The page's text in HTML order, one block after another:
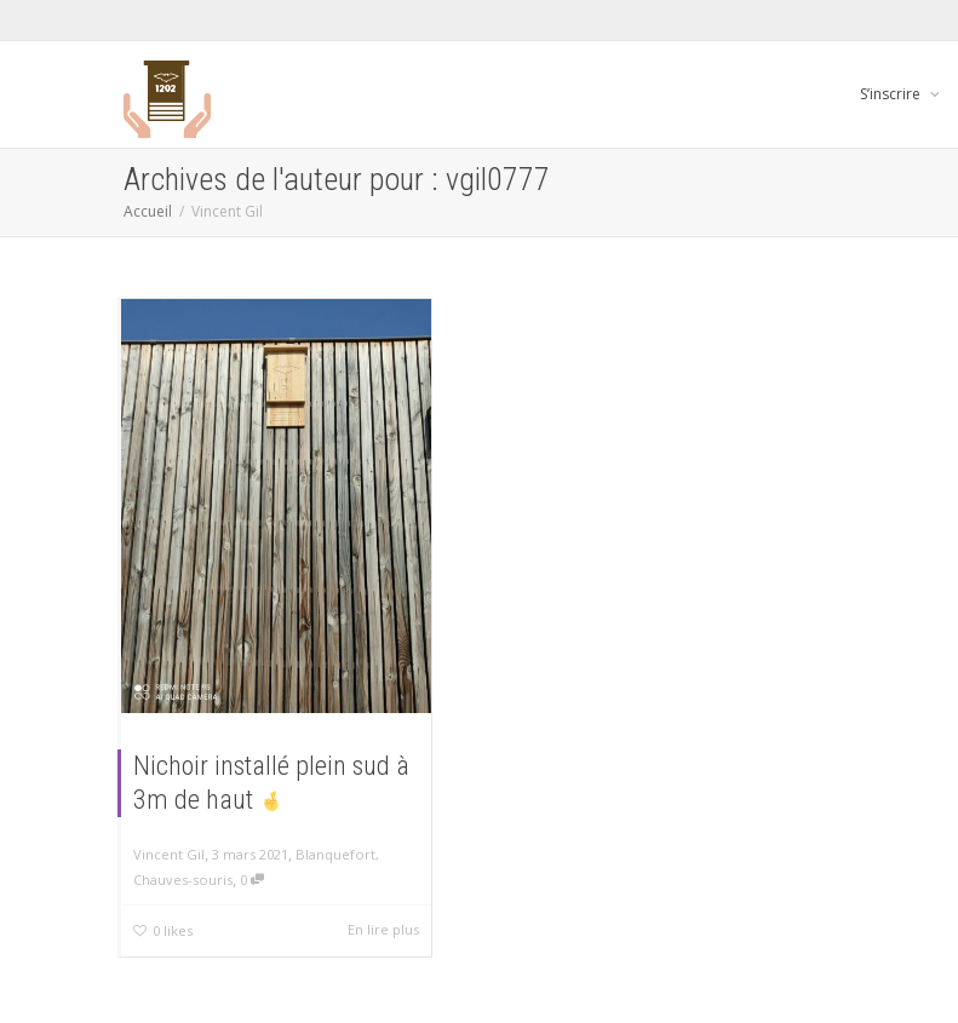
S’inscrire
Archives de l'auteur pour : vgil0777
Accueil Vincent Gil
Nichoir installé plein sud à
3m de haut
Vincent Gil, 3 mars 2021 , Blanquefort,
Chauves-souris, 0
0 likes En lire plus